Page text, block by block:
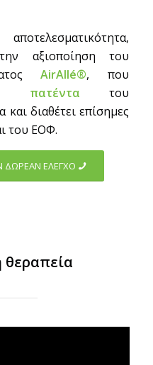
αξιοποίηση του
AirAllé®, που
πατέντα του
διαθέτει επίσημες
του ΕΟΦ.
ΔΩΡΕΑΝ ΕΛΕΓΧΟ
θεραπεία